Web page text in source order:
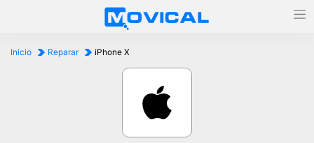
Inicio Reparar iPhone X